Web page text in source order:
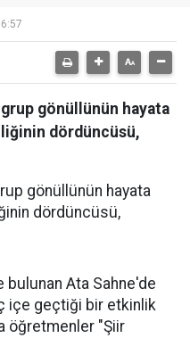
gönüllünün hayata
dördüncüsü,
gönüllünün hayata
dördüncüsü,
Ata Sahne'de
içe geçtiği bir etkinlik
öğretmenler "Şiir